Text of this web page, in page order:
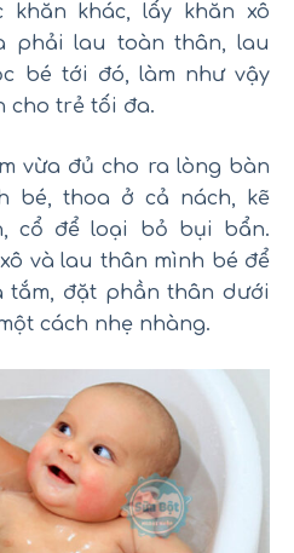
khác, lấy khăn xô
phải lau toàn thân, lau
bé tới đó, làm như vậy
cho trẻ tối đa.
vừa đủ cho ra lòng bàn
bé, thoa ở cả nách, kẽ
cổ để loại bỏ bụi bẩn.
và lau thân mình bé để
tắm, đặt phần thân dưới
cách nhẹ nhàng.